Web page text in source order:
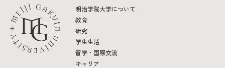
明治学院大学について
教育
研究
学生生活
留学・国際交流
キャリア